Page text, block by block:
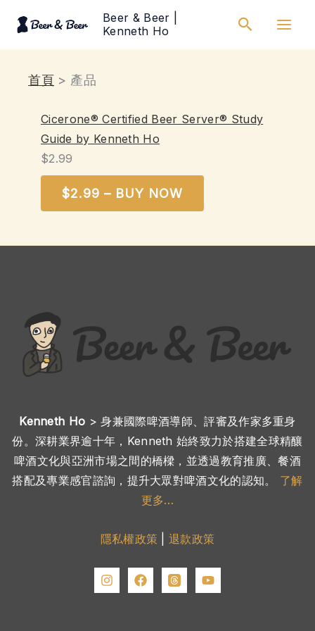
主
Beer & Beer |
Kenneth Ho
搜
首頁 產品
Cicerone® Certified Beer Server® Study
Guide by Kenneth Ho
$2.99
$2.99 – BUY NOW
Kenneth Ho > 身兼國際啤酒導師、評審及作家多重身
份。深耕業界逾十年，Kenneth 始終致力於搭建全球精釀
啤酒文化與亞洲市場之間的橋樑，並透過教育推廣、餐酒
搭配及專業感官諮詢，提升大眾對啤酒文化的認知。 了解
更多…
隱私權政策 |退款政策